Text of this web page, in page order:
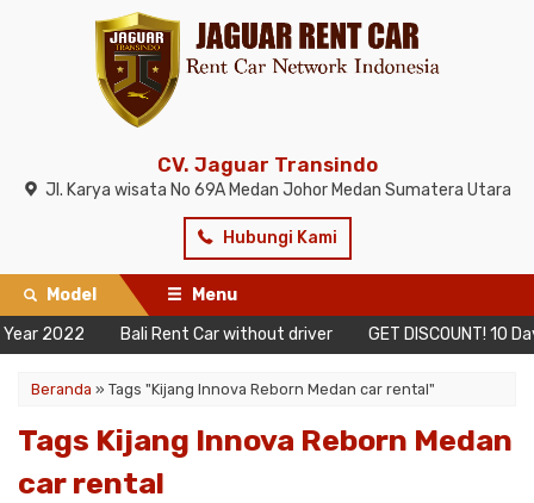
CV. Jaguar Transindo
Jl. Karya wisata No 69A Medan Johor Medan Sumatera Utara
Hubungi Kami
Model
Menu
2022
Bali Rent Car without driver GET DISCOUNT! 10
Beranda » Tags "Kijang Innova Reborn Medan car rental"
Tags Kijang Innova Reborn Medan
car rental